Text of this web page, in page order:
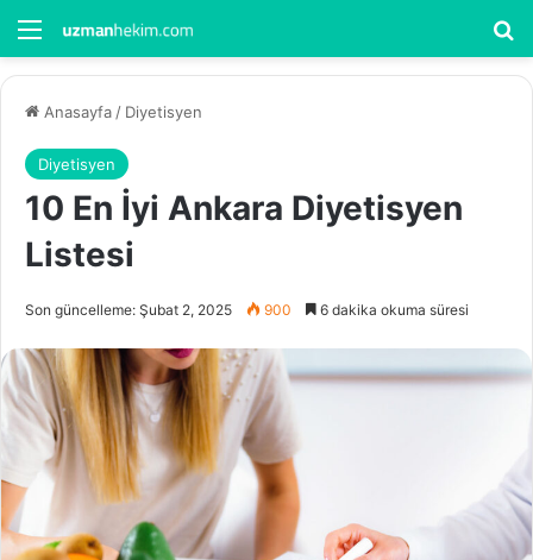
Menü
Anasayfa / Diyetisyen
Diyetisyen
10 En İyi Ankara Diyetisyen
Listesi
Son güncelleme: Şubat 2, 2025 900 6 dakika okuma süresi